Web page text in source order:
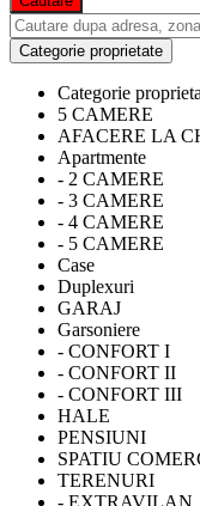
Categorie proprietate
Categorie
5 CAMERE
AFACERE LA
Apartmente
- 2 CAMERE
- 3 CAMERE
- 4 CAMERE
- 5 CAMERE
Case
Duplexuri
GARAJ
Garsoniere
- CONFORT I
- CONFORT II
- CONFORT III
HALE
PENSIUNI
SPATIU
TERENURI
- EXTRAVILAN